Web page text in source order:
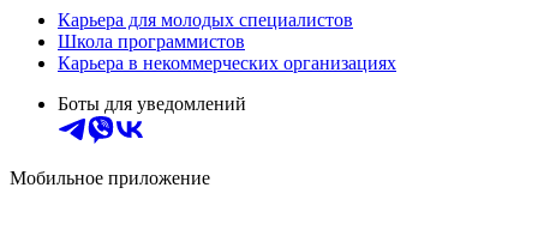
Карьера для молодых специалистов
Школа программистов
Карьера в некоммерческих организациях
Боты для уведомлений
Мобильное приложение